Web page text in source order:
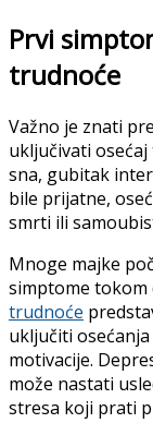
Prvi
trudnoće
Važno je znati
uključivati
sna, gubitak
bile prijatne,
smrti ili
Mnoge majke
simptome tokom
trudnoće
uključiti
motivacije.
može nastati
stresa koji prati